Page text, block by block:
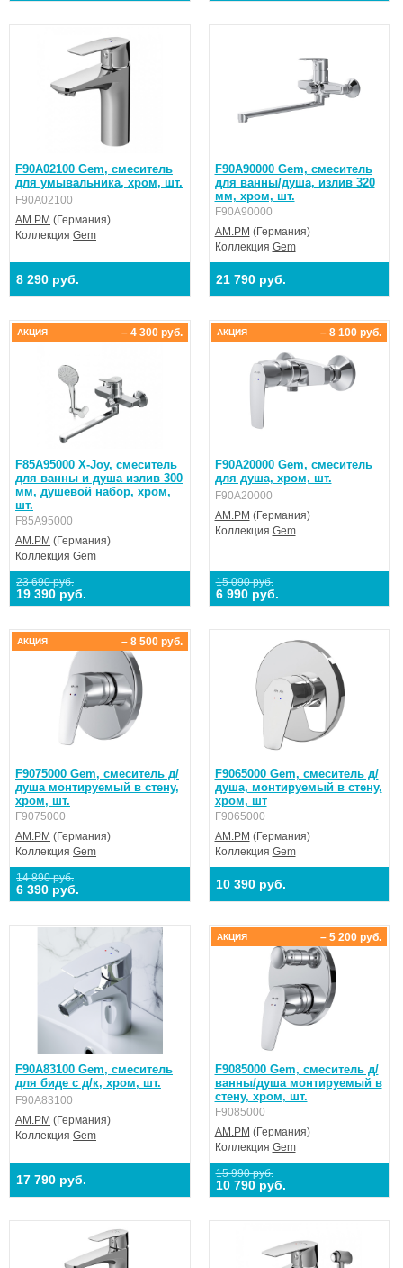
F90A02100 Gem, смеситель
для умывальника, хром, шт.
F90A02100
AM.PM (Германия)
Коллекция Gem
8 290 руб.
F90A90000 Gem, смеситель
для ванны/душа, излив 320
мм, хром, шт.
F90A90000
AM.PM (Германия)
Коллекция Gem
21 790 руб.
F85A95000 X-Joy, смеситель
для ванны и душа излив 300
мм, душевой набор, хром,
шт.
F85A95000
AM.PM (Германия)
Коллекция Gem
23 690 руб.
19 390 руб.
– 4 300 руб.
АКЦИЯ
F90A20000 Gem, смеситель
для душа, хром, шт.
F90A20000
AM.PM (Германия)
Коллекция Gem
15 090 руб.
6 990 руб.
– 8 100 руб.
АКЦИЯ
F9075000 Gem, cмеситель д/
душа монтируемый в стену,
хром, шт.
F9075000
AM.PM (Германия)
Коллекция Gem
14 890 руб.
6 390 руб.
– 8 500 руб.
АКЦИЯ
F9065000 Gem, cмеситель д/
душа, монтируемый в стену,
хром, шт
F9065000
AM.PM (Германия)
Коллекция Gem
10 390 руб.
F90A83100 Gem, смеситель
для биде с д/к, хром, шт.
F90A83100
AM.PM (Германия)
Коллекция Gem
17 790 руб.
F9085000 Gem, cмеситель д/
ванны/душа монтируемый в
стену, хром, шт.
F9085000
AM.PM (Германия)
Коллекция Gem
15 990 руб.
10 790 руб.
– 5 200 руб.
АКЦИЯ